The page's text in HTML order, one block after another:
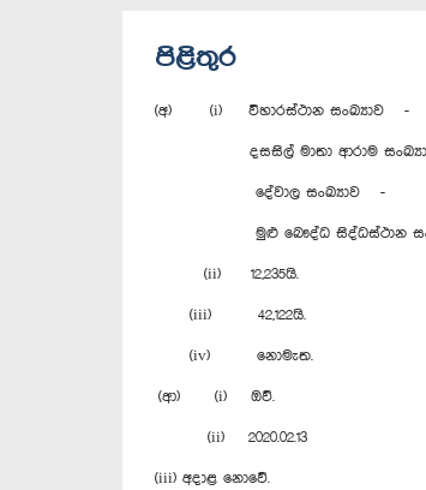
පිළිතුර
(අ) (i) විහාරස්ථාන සංඛ්‍යාව
දසසිල් මාතා ආරාම
දේවාල සංඛ්‍යාව -
මුළු බෞද්ධ සිද්ධස්ථාන
(ii) 12,235යි.
(iii) 42,122යි.
(iv) නොමැත.
(ආ) (i) ඔව්.
(ii) 2020.02.13
(iii) අදාළ නොවේ.